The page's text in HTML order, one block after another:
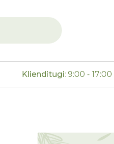
Klienditugi: 9:00 - 17:00